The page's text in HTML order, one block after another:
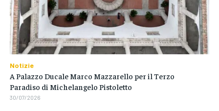
Notizie
A Palazzo Ducale Marco Mazzarello per il Terzo
Paradiso di Michelangelo Pistoletto
30/07/2026